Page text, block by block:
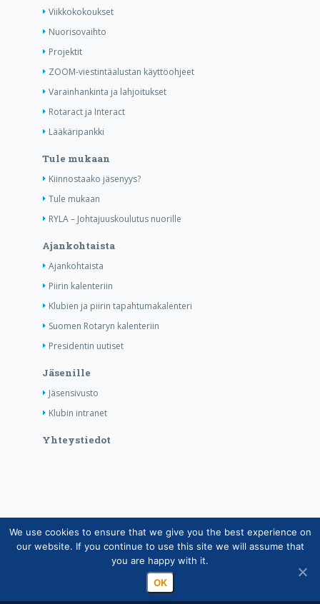
Viikkokokoukset
Nuorisovaihto
Projektit
ZOOM-viestintäalustan käyttöohjeet
Varainhankinta ja lahjoitukset
Rotaract ja Interact
Lääkäripankki
Tule mukaan
Kiinnostaako jäsenyys?
Tule mukaan
RYLA – Johtajuuskoulutus nuorille
Ajankohtaista
Ajankohtaista
Piirin kalenteriin
Klubien ja piirin tapahtumakalenteri
Suomen Rotaryn kalenteriin
Presidentin uutiset
Jäsenille
Jäsensivusto
Klubin intranet
Yhteystiedot
Copyright © Suomen Rotarypalvelu ry 2026 |
Jäsentietojärjestelmän tietosuojaseloste|Henkilötietojen
käsittely Rotarytoiminnassa
We use cookies to ensure that we give you the best experience on
our website. If you continue to use this site we will assume that
you are happy with it.
OK